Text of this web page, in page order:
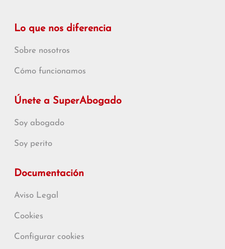
Lo que nos diferencia
Sobre nosotros
Cómo funcionamos
Únete a SuperAbogado
Soy abogado
Soy perito
Documentación
Aviso Legal
Cookies
Configurar cookies